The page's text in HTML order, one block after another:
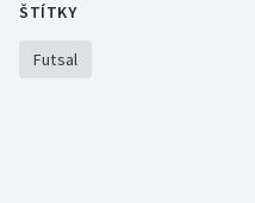
ŠTÍTKY
Futsal